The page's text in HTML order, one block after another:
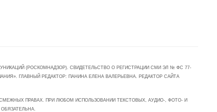
(РОСКОМНАДЗОР). СВИДЕТЕЛЬСТВО О РЕГИСТРАЦИИ СМИ ЭЛ № ФС 77-
ГЛАВНЫЙ РЕДАКТОР: ПАНИНА ЕЛЕНА ВАЛЕРЬЕВНА. РЕДАКТОР САЙТА
ПРАВАХ. ПРИ ЛЮБОМ ИСПОЛЬЗОВАНИИ ТЕКСТОВЫХ, АУДИО-, ФОТО- И